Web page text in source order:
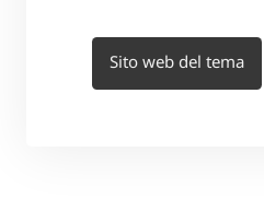
Sito web del tema